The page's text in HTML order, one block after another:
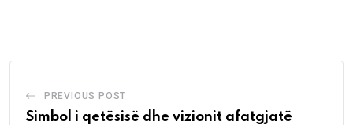
PREVIOUS POST
Simbol i qetësisë dhe vizionit afatgjatë